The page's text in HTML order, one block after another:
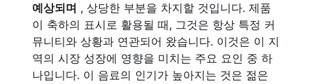
예상되며 , 상당한 부분을 차지할 것입니다. 제품
이 축하의 표시로 활용될 때, 그것은 항상 특정 커
뮤니티와 상황과 연관되어 왔습니다. 이것은 이 지
역의 시장 성장에 영향을 미치는 주요 요인 중 하
나입니다. 이 음료의 인기가 높아지는 것은 젊은